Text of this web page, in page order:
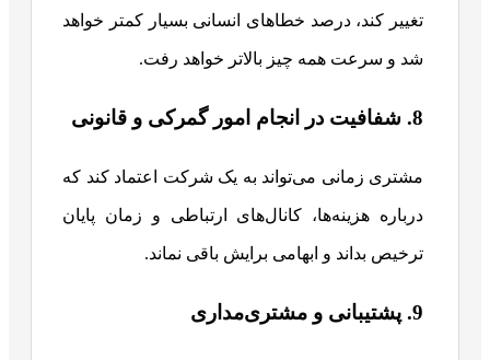
تغییر کند، درصد خطاهای انسانی بسیار کمتر خواهد
شد و سرعت همه چیز بالاتر خواهد رفت.
8. شفافیت در انجام امور گمرکی و قانونی
مشتری زمانی می‌تواند به یک شرکت اعتماد کند که
درباره هزینه‌ها، کانال‌های ارتباطی و زمان پایان
ترخیص بداند و ابهامی برایش باقی نماند.
9. پشتیبانی و مشتری‌مداری